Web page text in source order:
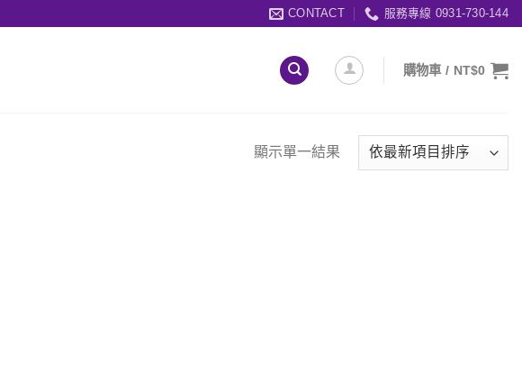
CONTACT 服務專線 0931-730-144
購物車 / NT$0
顯示單一結果